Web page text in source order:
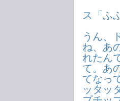
ス「ふ
うん、
ね、あ
れたん
て。あ
てなっ
ッタッ